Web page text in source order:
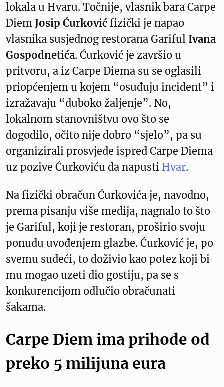
lokala u Hvaru. Točnije, vlasnik bara Carpe
Diem Josip Ćurković fizički je napao
vlasnika susjednog restorana Gariful Ivana
Gospodnetića. Ćurković je završio u
pritvoru, a iz Carpe Diema su se oglasili
priopćenjem u kojem “osuđuju incident” i
izražavaju “duboko žaljenje”. No,
lokalnom stanovništvu ovo što se
dogodilo, očito nije dobro “sjelo”, pa su
organizirali prosvjede ispred Carpe Diema
uz pozive Ćurkoviću da napusti Hvar.
Na fizički obračun Ćurkovića je, navodno,
prema pisanju više medija, nagnalo to što
je Gariful, koji je restoran, proširio svoju
ponudu uvođenjem glazbe. Ćurković je, po
svemu sudeći, to doživio kao potez koji bi
mu mogao uzeti dio gostiju, pa se s
konkurencijom odlučio obračunati
šakama.
Carpe Diem ima prihode od
preko 5 milijuna eura